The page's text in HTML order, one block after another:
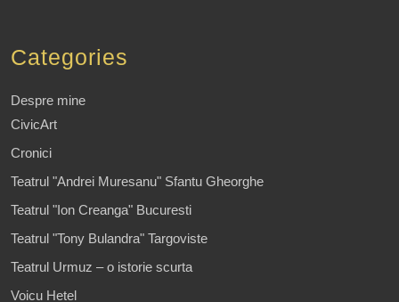
Categories
Despre mine
CivicArt
Cronici
Teatrul "Andrei Muresanu" Sfantu Gheorghe
Teatrul "Ion Creanga" Bucuresti
Teatrul "Tony Bulandra" Targoviste
Teatrul Urmuz – o istorie scurta
Voicu Hetel